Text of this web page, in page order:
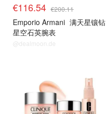
€116.54 €200.11
Emporio Armani 满天星镶钻
星空石英腕表
@dealmoon.de